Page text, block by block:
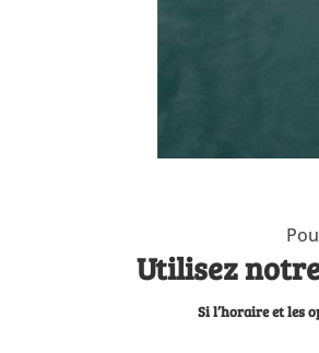
Utilisez
Si l’horaire et les